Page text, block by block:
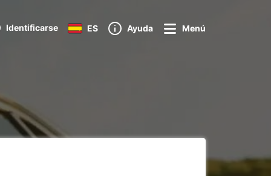
Identificarse ES Ayuda Menú